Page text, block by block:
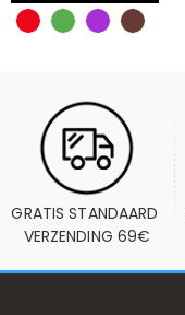
GRATIS STANDAARD
VERZENDING 69€